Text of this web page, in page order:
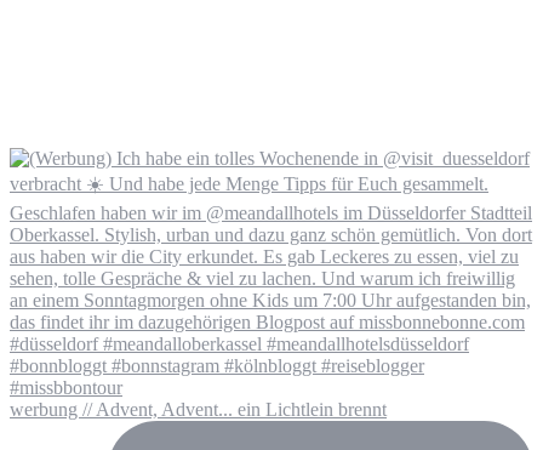
werbung // Advent, Advent... ein Lichtlein brennt